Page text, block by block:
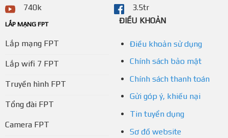
740k 3.5tr
LẮP MẠNG FPT
Lắp mạng FPT
Lắp wifi 7 FPT
Truyền hình FPT
Tổng đài FPT
Camera FPT
ĐIỀU KHOẢN
Điều khoản sử dụng
Chính sách bảo mật
Chính sách thanh toán
Gửi góp ý, khiếu nại
Tin tuyển dụng
Sơ đồ website